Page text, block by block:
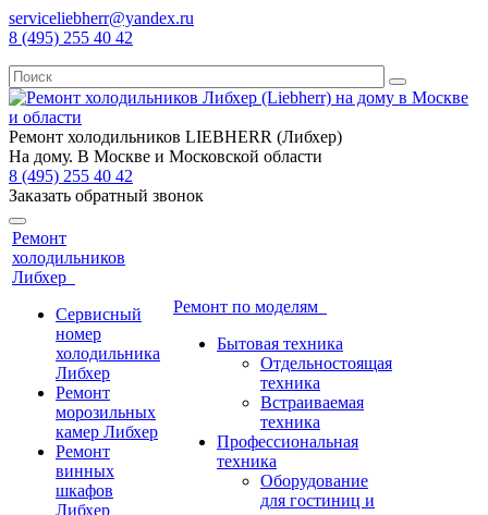
serviceliebherr@yandex.ru
8 (495) 255 40 42
Ремонт холодильников LIEBHERR (Либхер)
На дому. В Москве и Московской области
8 (495) 255 40 42
Заказать обратный звонок
Ремонт
холодильников
Либхер
Сервисный
номер
холодильника
Либхер
Ремонт
морозильных
камер Либхер
Ремонт
винных
шкафов
Либхер
Ремонт по моделям
Бытовая техника
Отдельностоящая
техника
Встраиваемая
техника
Профессиональная
техника
Оборудование
для гостиниц и